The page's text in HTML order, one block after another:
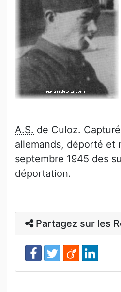
A.S. de Culoz.
allemands, déporté et
septembre 1945 des
déportation.
Partagez sur les